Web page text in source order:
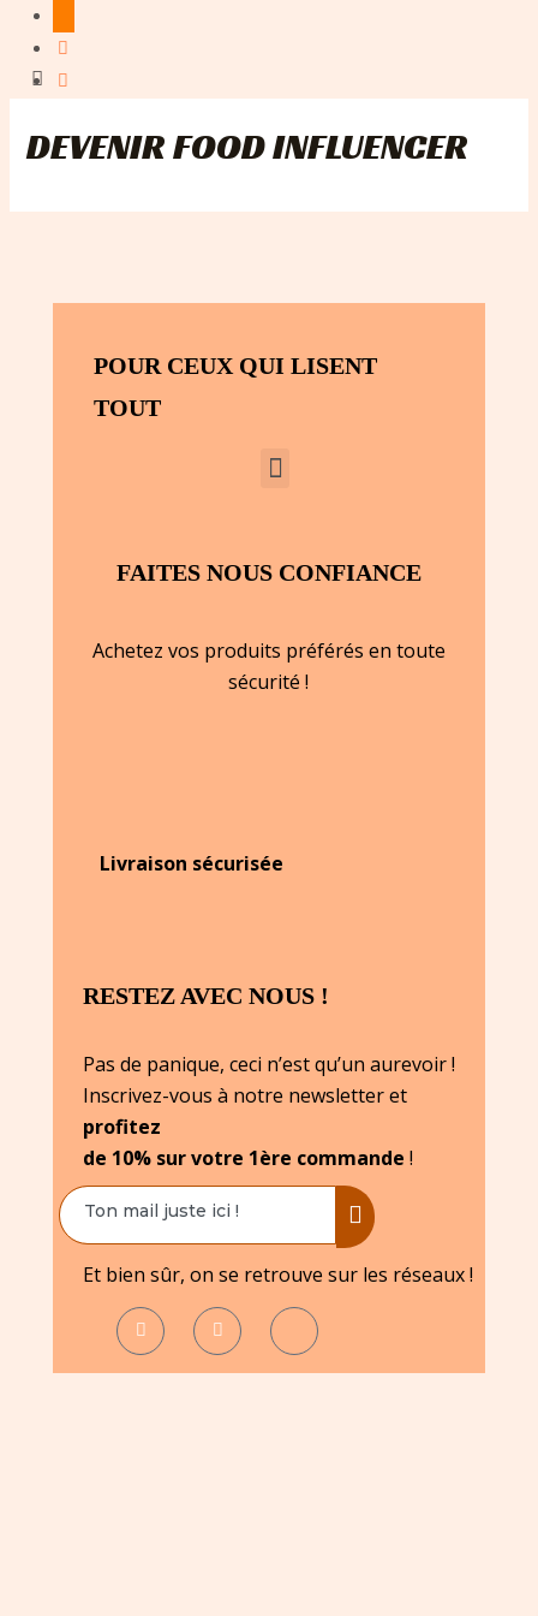
DEVENIR FOOD INFLUENCER
POUR CEUX QUI LISENT
TOUT
FAITES NOUS CONFIANCE
Achetez vos produits préférés en toute
sécurité !
Livraison sécurisée
RESTEZ AVEC NOUS !
Pas de panique, ceci n’est qu’un aurevoir !
Inscrivez-vous à notre newsletter et
profitez
de 10% sur votre 1ère commande !
Et bien sûr, on se retrouve sur les réseaux !